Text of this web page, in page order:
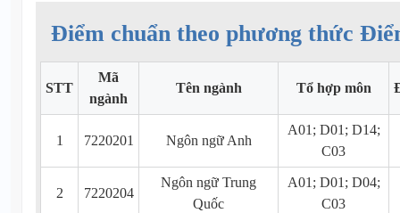
Điểm chuẩn theo phương thức
STT
Mã
ngành
Tên ngành Tổ hợp môn
1 7220201 Ngôn ngữ Anh
A01; D01; D14;
C03
2 7220204
Ngôn ngữ Trung
Quốc
A01; D01; D04;
C03